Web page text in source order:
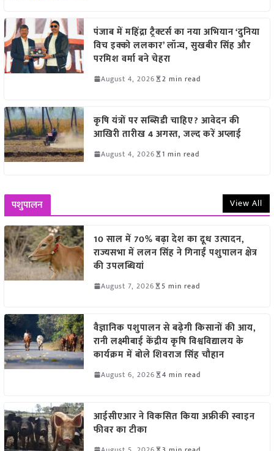
पंजाब में महिंद्रा ट्रैक्टर्स का नया अभियान ‘दुनिया
विच इक्को ललकार’ लॉन्च, सुखबीर सिंह और
परमिश वर्मा बने चेहरा
August 4, 2026 2 min read
कृषि यंत्रों पर सब्सिडी चाहिए? आवेदन की
आखिरी तारीख 4 अगस्त, जल्द करें अप्लाई
August 4, 2026 1 min read
पशुपालन View All
10 साल में 70% बढ़ा देश का दूध उत्पादन,
राज्यसभा में ललन सिंह ने गिनाईं पशुपालन क्षेत्र
की उपलब्धियां
August 7, 2026 5 min read
वैज्ञानिक पशुपालन से बढ़ेगी किसानों की आय,
रानी लक्ष्मीबाई केंद्रीय कृषि विश्वविद्यालय के
कार्यक्रम में बोले शिवराज सिंह चौहान
August 6, 2026 4 min read
आईसीएआर ने विकसित किया अफ्रीकी स्वाइन
फीवर का टीका